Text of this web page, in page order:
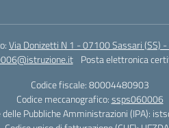
Via Donizetti N 1 - 07100 Sassari (SS) -
Posta elettronica
Codice fiscale: 80004480903
Codice meccanografico:ssps060006
delle Pubbliche Amministrazioni (IPA):